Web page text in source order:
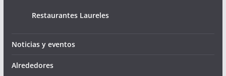
Restaurantes Laureles
Noticias y eventos
Alrededores